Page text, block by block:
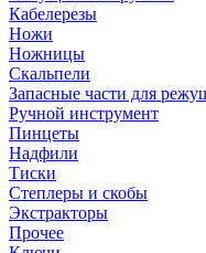
Кабелерезы
Ножи
Ножницы
Скальпели
Запасные части для
Ручной инструмент
Пинцеты
Надфили
Тиски
Степлеры и скобы
Экстракторы
Прочее